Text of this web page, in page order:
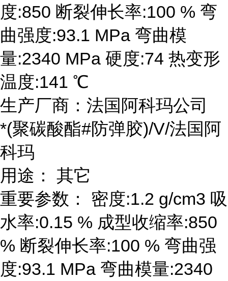
度:850 断裂伸长率:100 % 弯
曲强度:93.1 MPa 弯曲模
量:2340 MPa 硬度:74 热变形
温度:141 ℃
生产厂商：法国阿科玛公司
*(聚碳酸酯#防弹胶)/V/法国阿
科玛
用途： 其它
重要参数： 密度:1.2 g/cm3 吸
水率:0.15 % 成型收缩率:850
% 断裂伸长率:100 % 弯曲强
度:93.1 MPa 弯曲模量:2340